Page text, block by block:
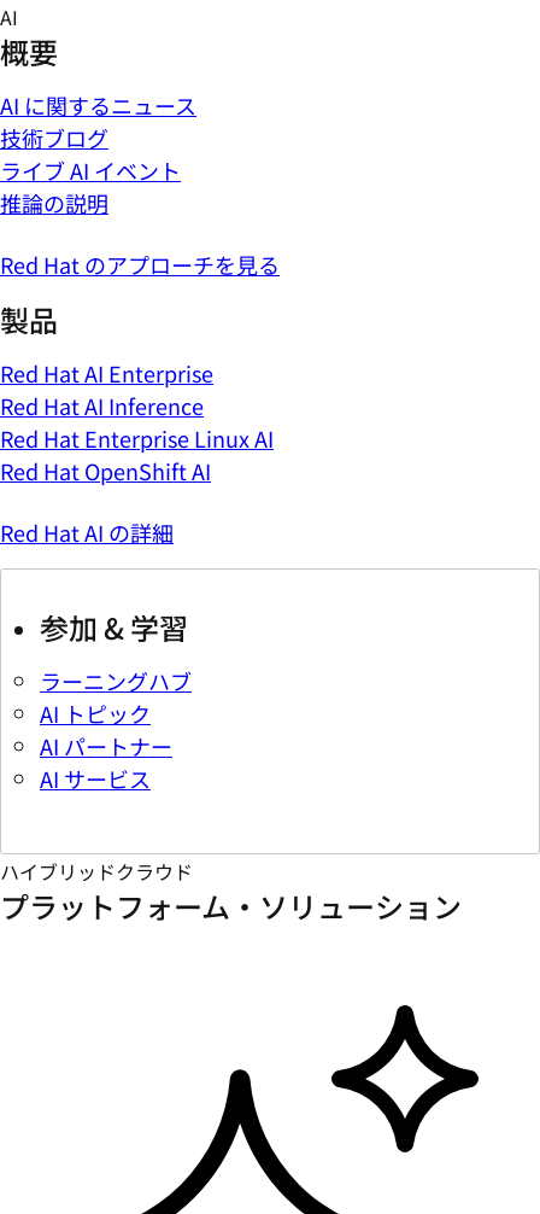
Skip
to
content
AI
概要
AI に関するニュース
技術ブログ
ライブ AI イベント
推論の説明
Red Hat のアプローチを見る
製品
Red Hat AI Enterprise
Red Hat AI Inference
Red Hat Enterprise Linux AI
Red Hat OpenShift AI
Red Hat AI の詳細
参加 & 学習
ラーニングハブ
AI トピック
AI パートナー
AI サービス
ハイブリッドクラウド
プラットフォーム・ソリューション